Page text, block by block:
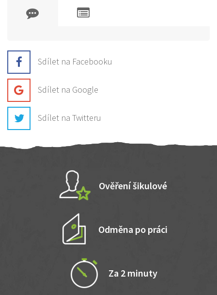
Sdílet na Facebooku
Sdílet na Google
Sdílet na Twitteru
Ověření šikulové
Odměna po práci
Za 2 minuty